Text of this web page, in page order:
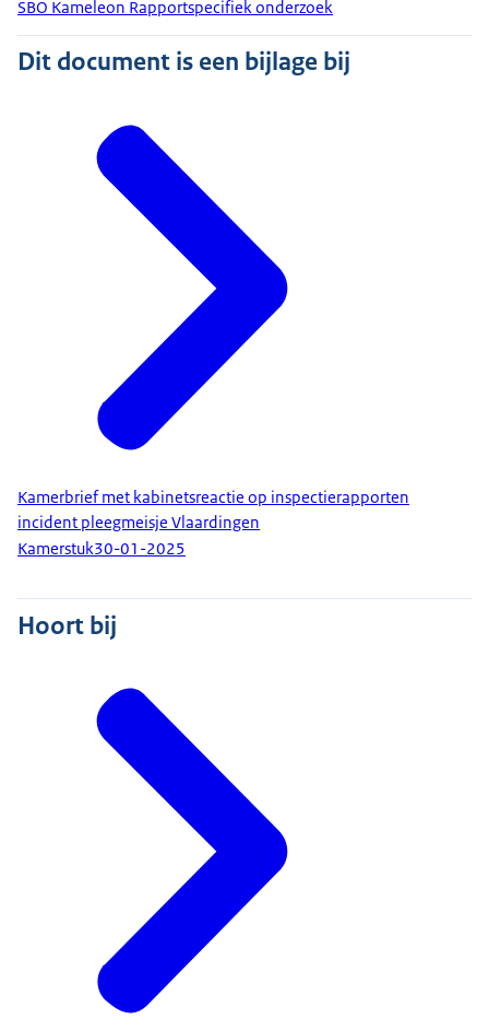
SBO Kameleon Rapportspecifiek onderzoek
Dit document is een bijlage bij
Kamerbrief met kabinetsreactie op inspectierapporten
incident pleegmeisje Vlaardingen
Kamerstuk30-01-2025
Hoort bij